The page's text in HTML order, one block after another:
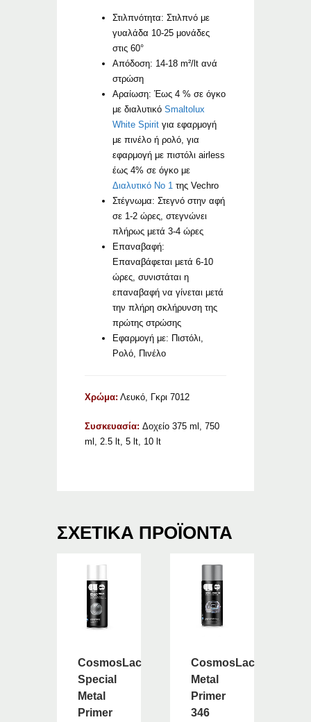
Στιλπνότητα: Στιλπνό με
γυαλάδα 10-25 μονάδες
στις 60°
Απόδοση: 14-18 m²/lt ανά
στρώση
Αραίωση: Έως 4 % σε όγκο
με διαλυτικόSmaltolux
White Spirit για εφαρμογή
με πινέλο ή ρολό, για
εφαρμογή με πιστόλι airless
έως 4% σε όγκο με
Διαλυτικό No 1 της Vechro
Στέγνωμα: Στεγνό στην αφή
σε 1-2 ώρες, στεγνώνει
πλήρως μετά 3-4 ώρες
Επαναβαφή:
Επαναβάφεται μετά 6-10
ώρες, συνιστάται η
επαναβαφή να γίνεται μετά
την πλήρη σκλήρυνση της
πρώτης στρώσης
Εφαρμογή με: Πιστόλι,
Ρολό, Πινέλο
Χρώμα: Λευκό, Γκρι 7012
Συσκευασία:Δοχείο 375 ml, 750
ml, 2.5 lt, 5 lt, 10 lt
ΣΧΕΤΙΚΆ ΠΡΟΪΌΝΤΑ
CosmosLac
Special
Metal
Primer
CosmosLac
Metal
Primer
346